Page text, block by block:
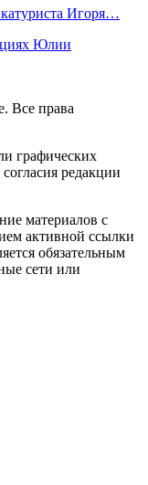
Игоря…
Юлии
Все права
графических
редакции
материалов с
активной ссылки
обязательным
сети или